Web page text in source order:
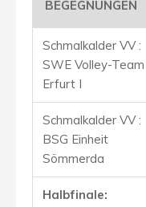
BEGEGNUNGEN
Schmalkalder VV :
SWE Volley-Team
Erfurt I
Schmalkalder VV :
BSG Einheit
Sömmerda
Halbfinale: